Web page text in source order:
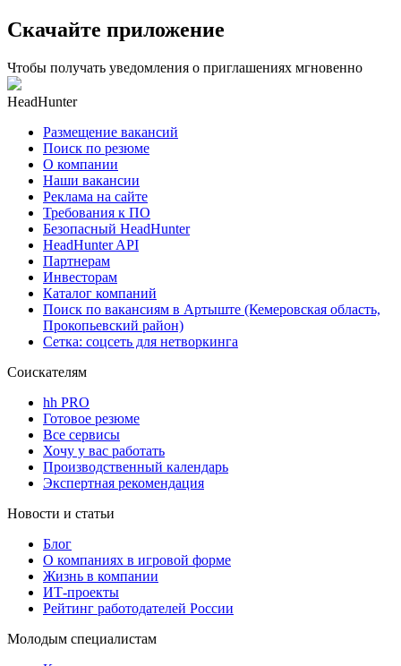
Скачайте приложение
Чтобы получать уведомления о приглашениях мгновенно
HeadHunter
Размещение вакансий
Поиск по резюме
О компании
Наши вакансии
Реклама на сайте
Требования к ПО
Безопасный HeadHunter
HeadHunter API
Партнерам
Инвесторам
Каталог компаний
Поиск по вакансиям в Артыште (Кемеровская область,
Прокопьевский район)
Сетка: соцсеть для нетворкинга
Соискателям
hh PRO
Готовое резюме
Все сервисы
Хочу у вас работать
Производственный календарь
Экспертная рекомендация
Новости и статьи
Блог
О компаниях в игровой форме
Жизнь в компании
ИТ-проекты
Рейтинг работодателей России
Молодым специалистам